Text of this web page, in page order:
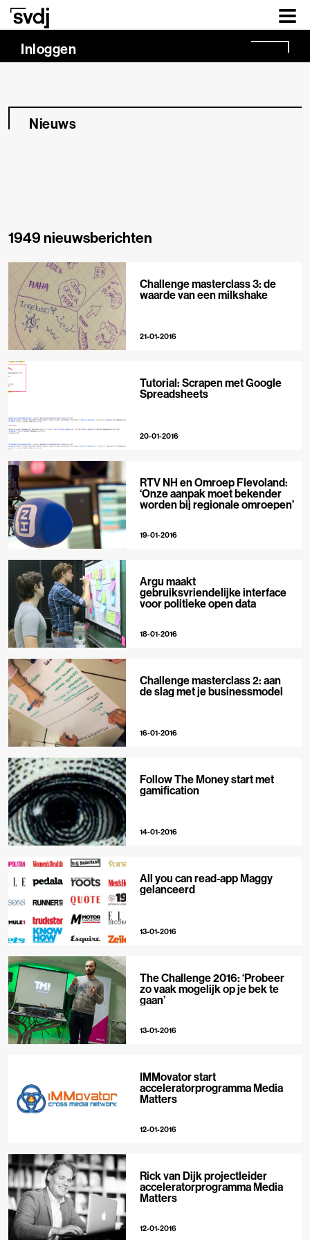
Naar hoofdinhoud
Inloggen
Nieuws
1949 nieuwsberichten
Challenge masterclass 3: de
waarde van een milkshake
21-01-2016
Tutorial: Scrapen met Google
Spreadsheets
20-01-2016
RTV NH en Omroep Flevoland:
‘Onze aanpak moet bekender
worden bij regionale omroepen’
19-01-2016
Argu maakt
gebruiksvriendelijke interface
voor politieke open data
18-01-2016
Challenge masterclass 2: aan
de slag met je businessmodel
16-01-2016
Follow The Money start met
gamification
14-01-2016
All you can read-app Maggy
gelanceerd
13-01-2016
The Challenge 2016: ‘Probeer
zo vaak mogelijk op je bek te
gaan’
13-01-2016
IMMovator start
acceleratorprogramma Media
Matters
12-01-2016
Rick van Dijk projectleider
acceleratorprogramma Media
Matters
12-01-2016